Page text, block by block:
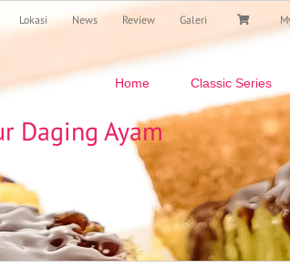
Lokasi News Review Galeri
for:
Home Classic Series
Daging Ayam